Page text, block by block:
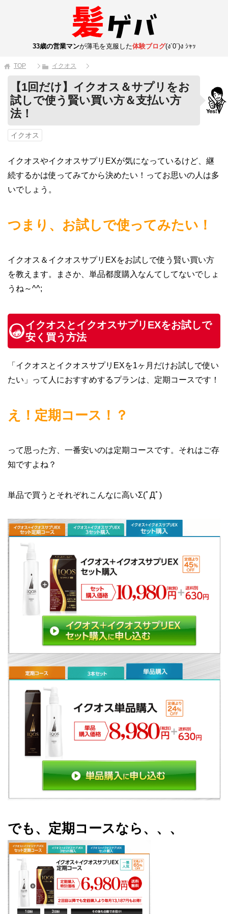
33歳の営業マンが薄毛を克服した体験ブログ(ง`0´)ง ｼｬｯ
TOP イクオス
【1回だけ】イクオス＆サプリをお
試しで使う賢い買い方＆支払い方
法！
イクオス
イクオスやイクオスサプリEXが気になっているけど、継
続するかは使ってみてから決めたい！ってお思いの人は多
いでしょう。
つまり、お試しで使ってみたい！
イクオス＆イクオスサプリEXをお試しで使う賢い買い方
を教えます。まさか、単品都度購入なんてしてないでしょ
うね～^^;
イクオスとイクオスサプリEXをお試しで
安く買う方法
「イクオスとイクオスサプリEXを1ヶ月だけお試しで使い
たい」って人におすすめするプランは、定期コースです！
え！定期コース！？
って思った方、一番安いのは定期コースです。それはご存
知ですよね？
単品で買うとそれぞれこんなに高いΣ(ﾟДﾟ)
でも、定期コースなら、、、